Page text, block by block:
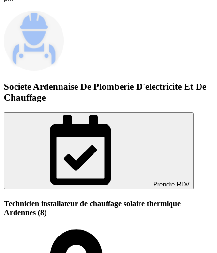
Societe Ardennaise De Plomberie D'electricite Et De
Chauffage
Prendre RDV
Technicien installateur de chauffage solaire thermique
Ardennes (8)